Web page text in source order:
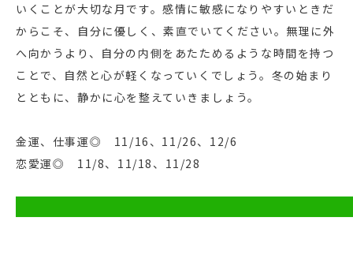
いくことが大切な月です。感情に敏感になりやすいときだ
からこそ、自分に優しく、素直でいてください。無理に外
へ向かうより、自分の内側をあたためるような時間を持つ
ことで、自然と心が軽くなっていくでしょう。冬の始まり
とともに、静かに心を整えていきましょう。
金運、仕事運◎ 11/16、11/26、12/6
恋愛運◎ 11/8、11/18、11/28